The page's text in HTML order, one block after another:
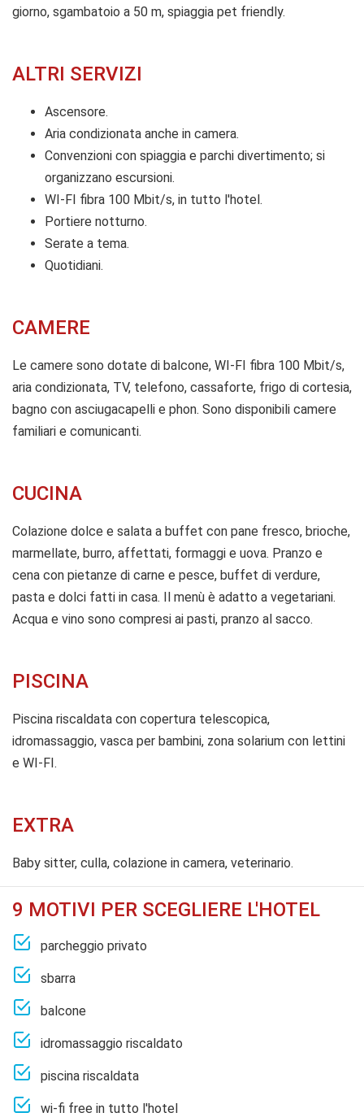
giorno, sgambatoio a 50 m, spiaggia pet friendly.
ALTRI SERVIZI
Ascensore.
Aria condizionata anche in camera.
Convenzioni con spiaggia e parchi divertimento; si
organizzano escursioni.
WI-FI fibra 100 Mbit/s, in tutto l'hotel.
Portiere notturno.
Serate a tema.
Quotidiani.
CAMERE
Le camere sono dotate di balcone, WI-FI fibra 100 Mbit/s,
aria condizionata, TV, telefono, cassaforte, frigo di cortesia,
bagno con asciugacapelli e phon. Sono disponibili camere
familiari e comunicanti.
CUCINA
Colazione dolce e salata a buffet con pane fresco, brioche,
marmellate, burro, affettati, formaggi e uova. Pranzo e
cena con pietanze di carne e pesce, buffet di verdure,
pasta e dolci fatti in casa. Il menù è adatto a vegetariani.
Acqua e vino sono compresi ai pasti, pranzo al sacco.
PISCINA
Piscina riscaldata con copertura telescopica,
idromassaggio, vasca per bambini, zona solarium con lettini
e WI-FI.
EXTRA
Baby sitter, culla, colazione in camera, veterinario.
9 MOTIVI PER SCEGLIERE L'HOTEL
parcheggio privato
sbarra
balcone
idromassaggio riscaldato
piscina riscaldata
wi-fi free in tutto l'hotel